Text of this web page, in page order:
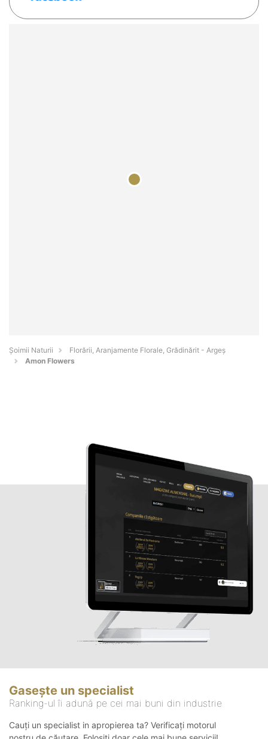
Şoimii Naturii
Florării, Aranjamente Florale, Grădinărit - Argeş
Amon Flowers
Gasește un specialist
Ranking-ul îi adună pe cei mai buni din industrie
Cauți un specialist in apropierea ta? Verificați motorul